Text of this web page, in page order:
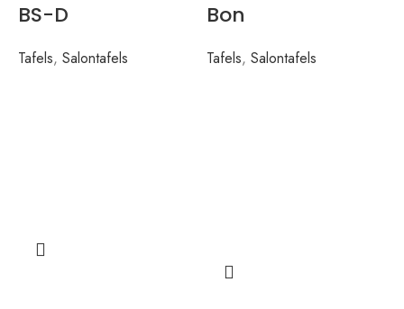
BS-D
Tafels, Salontafels
Bon
Tafels, Salontafels